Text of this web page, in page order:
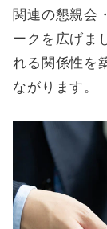
関連の懇親会
ークを広げま
れる関係性を
ながります。